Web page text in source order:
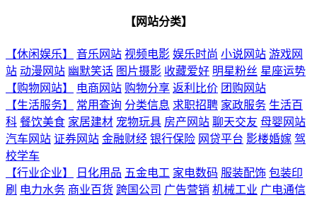
【网站分类】
【休闲娱乐】 音乐网站 视频电影 娱乐时尚 小说网站 游戏网
站 动漫网站 幽默笑话 图片摄影 收藏爱好 明星粉丝 星座运势
【购物网站】
电商网站 购物分享 返利比价 团购网站
【生活服务】
常用查询 分类信息 求职招聘 家政服务 生活百
科 餐饮美食 家居建材 宠物玩具 房产网站 聊天交友 母婴网站
汽车网站 证券网站 金融财经 银行保险 网贷平台 影楼婚嫁 驾
校学车
【行业企业】
日化用品 五金电工 家电数码 服装配饰 包装印
刷 电力水务 商业百货 跨国公司 广告营销 机械工业 广电通信